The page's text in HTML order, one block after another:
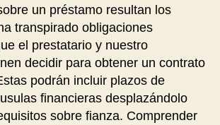
un préstamo resultan los
transpirado obligaciones
el prestatario y nuestro
decidir para obtener un contrato
podrán incluir plazos de
financieras desplazándolo
sobre fianza. Comprender